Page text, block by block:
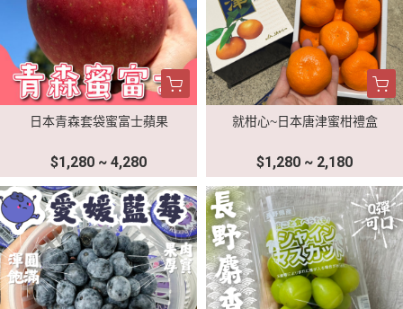
日本青森套袋蜜富士蘋果
$1,280 ~ 4,280
就柑心~日本唐津蜜柑禮盒
$1,280 ~ 2,180